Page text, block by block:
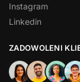
Instagram
Linkedin
ZADOWOLENI